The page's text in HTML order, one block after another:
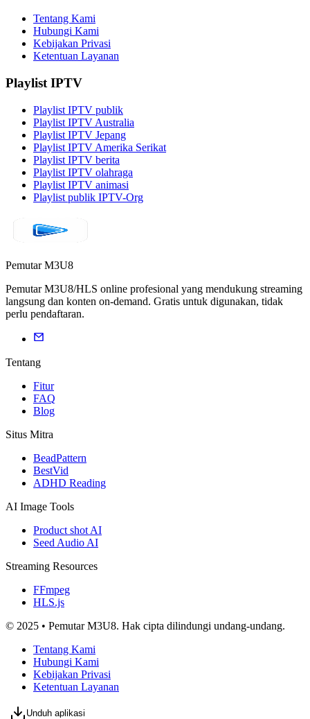
Tentang Kami
Hubungi Kami
Kebijakan Privasi
Ketentuan Layanan
Playlist IPTV
Playlist IPTV publik
Playlist IPTV Australia
Playlist IPTV Jepang
Playlist IPTV Amerika Serikat
Playlist IPTV berita
Playlist IPTV olahraga
Playlist IPTV animasi
Playlist publik IPTV-Org
Pemutar M3U8
Pemutar M3U8/HLS online profesional yang mendukung streaming
langsung dan konten on-demand. Gratis untuk digunakan, tidak
perlu pendaftaran.
Tentang
Fitur
FAQ
Blog
Situs Mitra
BeadPattern
BestVid
ADHD Reading
AI Image Tools
Product shot AI
Seed Audio AI
Streaming Resources
FFmpeg
HLS.js
© 2025 • Pemutar M3U8. Hak cipta dilindungi undang-undang.
Tentang Kami
Hubungi Kami
Kebijakan Privasi
Ketentuan Layanan
Unduh aplikasi